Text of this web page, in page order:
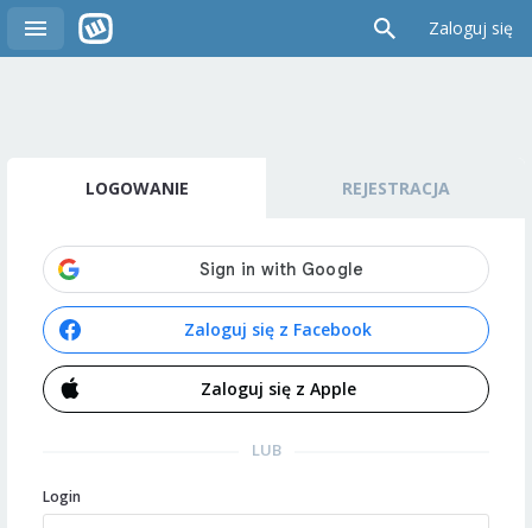
Zaloguj się
LOGOWANIE REJESTRACJA
Zaloguj się z Facebook
Zaloguj się z Apple
LUB
Login